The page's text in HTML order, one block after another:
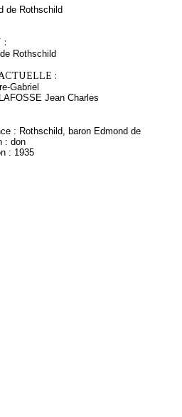
de Rothschild
:
Rothschild
:
Gabriel
Jean Charles
: Rothschild, baron Edmond de
: don
: 1935